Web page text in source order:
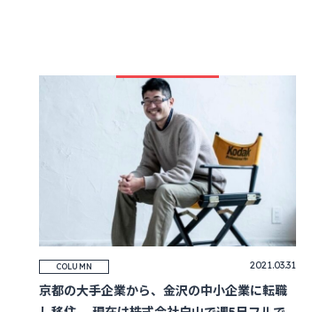
京都の大手企業から、金沢の中小企業に転職
COLUMN 2021.03.31